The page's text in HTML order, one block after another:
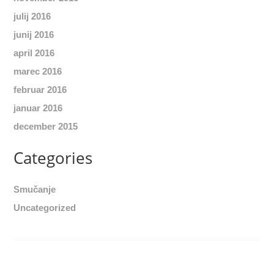
julij 2016
junij 2016
april 2016
marec 2016
februar 2016
januar 2016
december 2015
Categories
Smučanje
Uncategorized